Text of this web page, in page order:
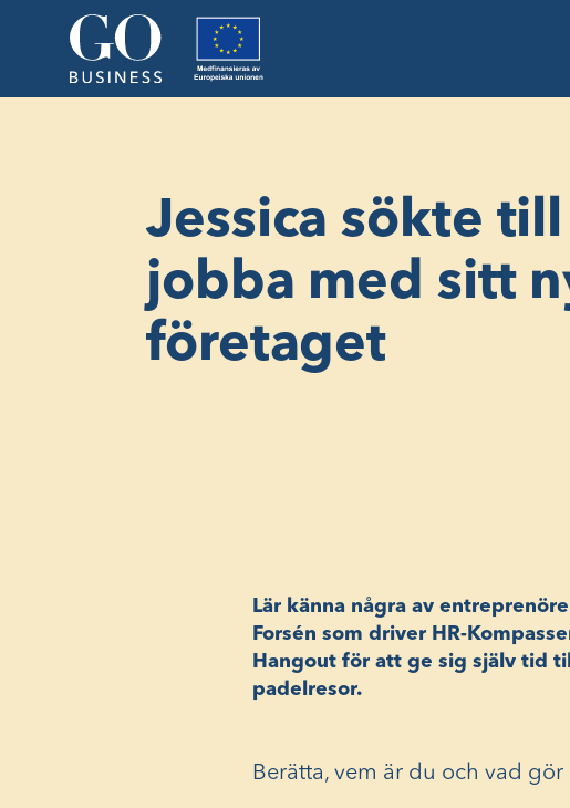
Jessica sökte
jobba med sitt
företaget
Lär känna några av
Forsén som driver HR-
Hangout för att ge sig själv tid
padelresor.
Berätta, vem är du och vad